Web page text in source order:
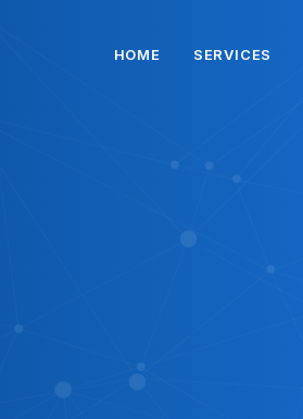
HOME SERVICES